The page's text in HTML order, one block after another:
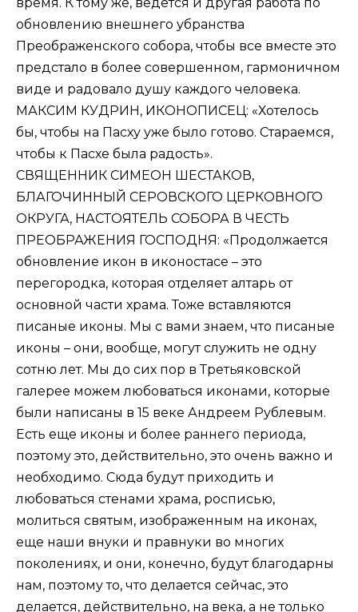
обновлению внешнего убранства
Преображенского собора, чтобы все вместе это
предстало в более совершенном, гармоничном
виде и радовало душу каждого человека.
МАКСИМ КУДРИН, ИКОНОПИСЕЦ: «Хотелось
бы, чтобы на Пасху уже было готово. Стараемся,
чтобы к Пасхе была радость».
СВЯЩЕННИК СИМЕОН ШЕСТАКОВ,
БЛАГОЧИННЫЙ СЕРОВСКОГО ЦЕРКОВНОГО
ОКРУГА, НАСТОЯТЕЛЬ СОБОРА В ЧЕСТЬ
ПРЕОБРАЖЕНИЯ ГОСПОДНЯ: «Продолжается
обновление икон в иконостасе – это
перегородка, которая отделяет алтарь от
основной части храма. Тоже вставляются
писаные иконы. Мы с вами знаем, что писаные
иконы – они, вообще, могут служить не одну
сотню лет. Мы до сих пор в Третьяковской
галерее можем любоваться иконами, которые
были написаны в 15 веке Андреем Рублевым.
Есть еще иконы и более раннего периода,
поэтому это, действительно, это очень важно и
необходимо. Сюда будут приходить и
любоваться стенами храма, росписью,
молиться святым, изображенным на иконах,
еще наши внуки и правнуки во многих
поколениях, и они, конечно, будут благодарны
нам, поэтому то, что делается сейчас, это
делается, действительно, на века, а не только